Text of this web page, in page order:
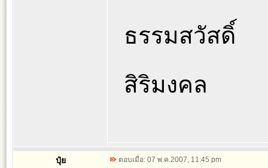
ธรรมสวัสดิ์
สิริมงคล
ปุ๋ย ตอบเมื่อ: 07 พ.ค.2007, 11:45 pm